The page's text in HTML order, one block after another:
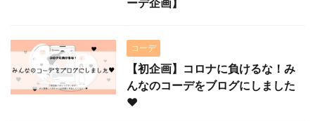
コーデ
【初企画】コロナに負けるな！み
んなのコーデをブログにしました
♥